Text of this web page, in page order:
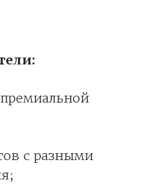
с разными